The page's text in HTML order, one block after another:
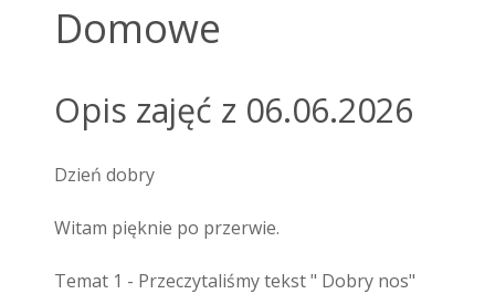
Domowe
Opis zajęć z 06.06.2026
Dzień dobry
Witam pięknie po przerwie.
Temat 1 - Przeczytaliśmy tekst " Dobry nos"